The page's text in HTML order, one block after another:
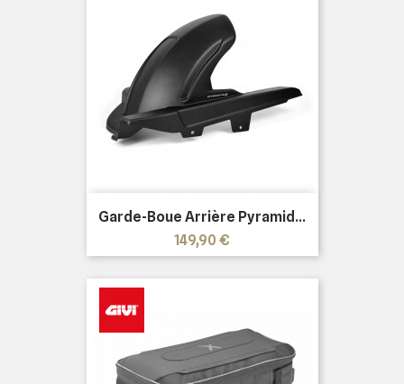
Garde-Boue Arrière Pyramid...
Prix
149,90 €